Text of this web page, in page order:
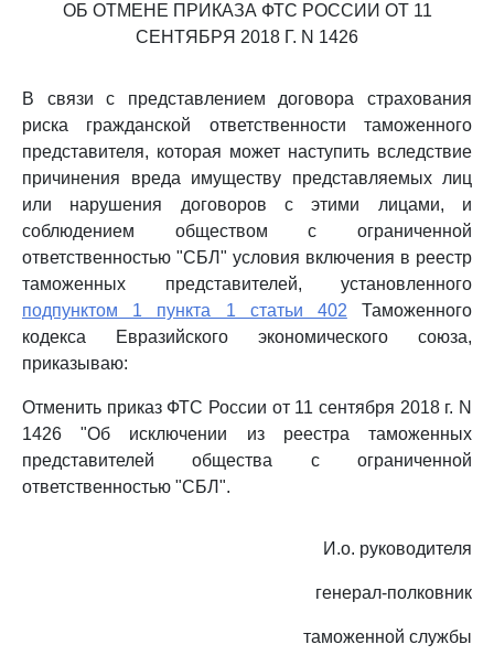
ОБ ОТМЕНЕ ПРИКАЗА ФТС РОССИИ ОТ 11
СЕНТЯБРЯ 2018 Г. N 1426
В связи с представлением договора страхования
риска гражданской ответственности таможенного
представителя, которая может наступить вследствие
причинения вреда имуществу представляемых лиц
или нарушения договоров с этими лицами, и
соблюдением обществом с ограниченной
ответственностью "СБЛ" условия включения в реестр
таможенных представителей, установленного
подпунктом 1 пункта 1 статьи 402 Таможенного
кодекса Евразийского экономического союза,
приказываю:
Отменить приказ ФТС России от 11 сентября 2018 г. N
1426 "Об исключении из реестра таможенных
представителей общества с ограниченной
ответственностью "СБЛ".
И.о. руководителя
генерал-полковник
таможенной службы